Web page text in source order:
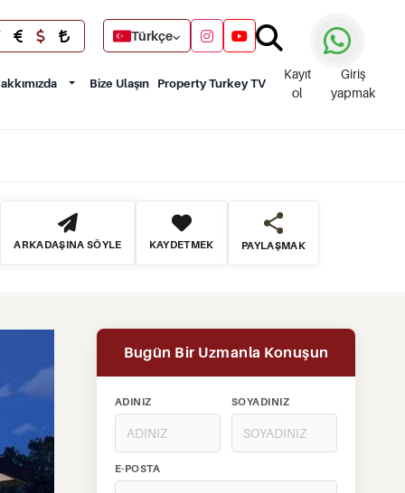
Türkçe
Bize Ulaşın Property Turkey TV
Kayıt
ol
Giriş
yapmak
ARKADAŞINA SÖYLE KAYDETMEK PAYLAŞMAK
Bugün Bir Uzmanla Konuşun
ADINIZ SOYADINIZ
E-POSTA